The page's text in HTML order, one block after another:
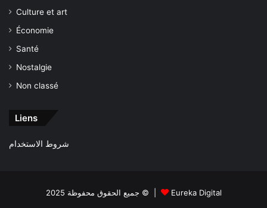
Culture et art
Économie
Santé
Nostalgie
Non classé
Liens
شروط الاستخدام
جميع الحقوق محفوظة 2025 © | Eureka Digital